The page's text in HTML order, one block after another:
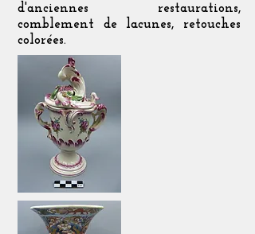
d'anciennes restaurations,
comblement de lacunes, retouches
colorées.